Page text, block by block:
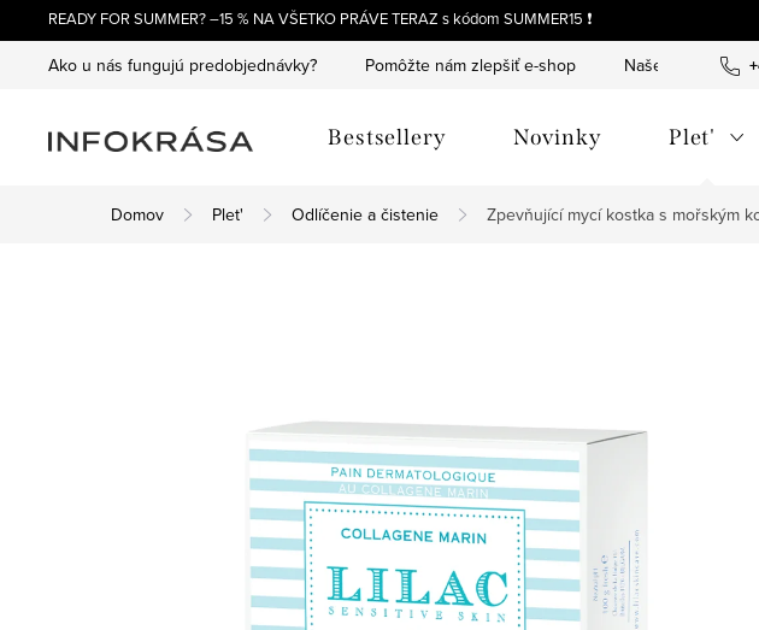
na
obsah
READY FOR SUMMER? –15 % NA VŠETKO PRÁVE TERAZ s kódom SUMMER15 ❗
Ako u nás fungujú predobjednávky? Pomôžte nám zlepšiť e-shop Naše tipy a
Bestsellery Novinky Plet'
Domov Plet' Odlíčenie a čistenie Zpevňující mycí kostka s mořským